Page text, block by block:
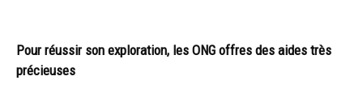
Pour réussir son exploration, les ONG offres des aides très
précieuses